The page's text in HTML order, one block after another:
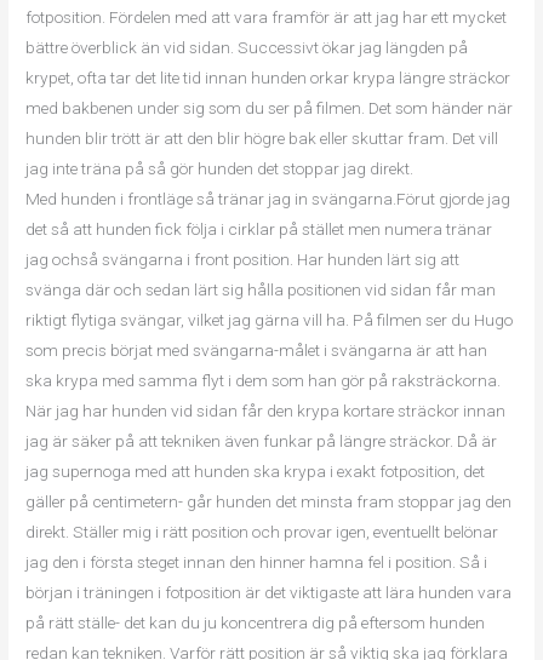
fotposition. Fördelen med att vara framför är att jag har ett mycket
bättre överblick än vid sidan. Successivt ökar jag längden på
krypet, ofta tar det lite tid innan hunden orkar krypa längre sträckor
med bakbenen under sig som du ser på filmen. Det som händer när
hunden blir trött är att den blir högre bak eller skuttar fram. Det vill
jag inte träna på så gör hunden det stoppar jag direkt.
Med hunden i frontläge så tränar jag in svängarna.Förut gjorde jag
det så att hunden fick följa i cirklar på stället men numera tränar
jag ochså svängarna i front position. Har hunden lärt sig att
svänga där och sedan lärt sig hålla positionen vid sidan får man
riktigt flytiga svängar, vilket jag gärna vill ha. På filmen ser du Hugo
som precis börjat med svängarna-målet i svängarna är att han
ska krypa med samma flyt i dem som han gör på raksträckorna.
När jag har hunden vid sidan får den krypa kortare sträckor innan
jag är säker på att tekniken även funkar på längre sträckor. Då är
jag supernoga med att hunden ska krypa i exakt fotposition, det
gäller på centimetern- går hunden det minsta fram stoppar jag den
direkt. Ställer mig i rätt position och provar igen, eventuellt belönar
jag den i första steget innan den hinner hamna fel i position. Så i
början i träningen i fotposition är det viktigaste att lära hunden vara
på rätt ställe- det kan du ju koncentrera dig på eftersom hunden
redan kan tekniken. Varför rätt position är så viktig ska jag förklara